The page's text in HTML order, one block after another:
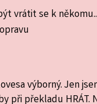
vrátit se k někomu..
výborný. Jen
při překladu HRÁT.